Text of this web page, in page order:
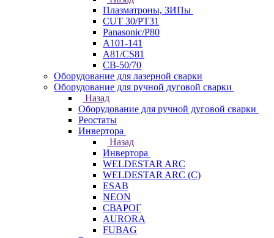
Плазматроны, ЗИПы
CUT 30/PT31
Panasonic/P80
А101-141
А81/CS81
СВ-50/70
Оборудование для лазерной сварки
Оборудование для ручной дуговой сварки
Назад
Оборудование для ручной дуговой сварки
Реостаты
Инвертора
Назад
Инвертора
WELDESTAR ARC
WELDESTAR ARC (С)
ESAB
NEON
СВАРОГ
AURORA
FUBAG